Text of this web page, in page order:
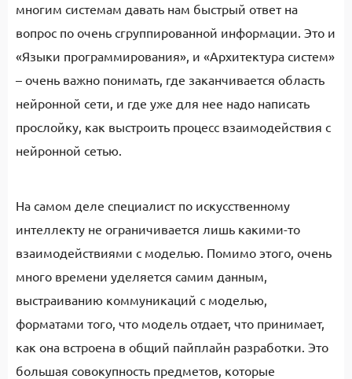
многим системам давать нам быстрый ответ на
вопрос по очень сгруппированной информации. Это и
«Языки программирования», и «Архитектура систем»
– очень важно понимать, где заканчивается область
нейронной сети, и где уже для нее надо написать
прослойку, как выстроить процесс взаимодействия с
нейронной сетью.
На самом деле специалист по искусственному
интеллекту не ограничивается лишь какими-то
взаимодействиями с моделью. Помимо этого, очень
много времени уделяется самим данным,
выстраиванию коммуникаций с моделью,
форматами того, что модель отдает, что принимает,
как она встроена в общий пайплайн разработки. Это
большая совокупность предметов, которые